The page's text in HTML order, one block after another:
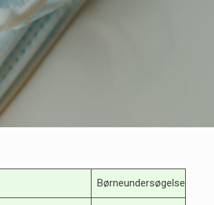
Børneundersøgelse